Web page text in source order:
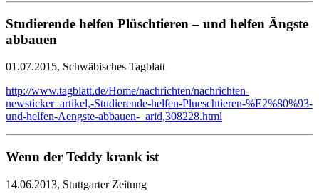
Studierende helfen Plüschtieren – und helfen Ängste
abbauen
01.07.2015, Schwäbisches Tagblatt
http://www.tagblatt.de/Home/nachrichten/nachrichten-
newsticker_artikel,-Studierende-helfen-Plueschtieren-%E2%80%93-
und-helfen-Aengste-abbauen-_arid,308228.html
Wenn der Teddy krank ist
14.06.2013, Stuttgarter Zeitung